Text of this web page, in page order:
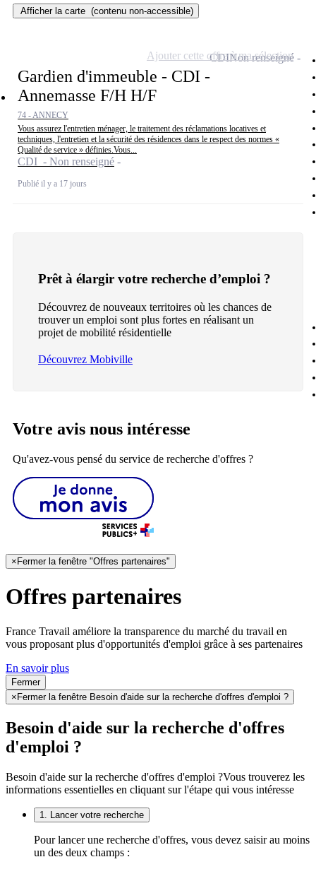
Afficher la carte (contenu non-accessible)
Gardien d'immeuble - CDI -
Annemasse F/H H/F
74 - ANNECY
Vous assurez l'entretien ménager, le traitement des réclamations locatives et
techniques, l'entretien et la sécurité des résidences dans le respect des normes «
Qualité de service » définies.Vous...
CDI - Non renseigné
Publié il y a 17 jours
CDINon renseigné
Ajouter cette offre à ma sélection
Prêt à élargir votre recherche d’emploi ?
Découvrez de nouveaux territoires où les chances de
trouver un emploi sont plus fortes en réalisant un
projet de mobilité résidentielle
Découvrez Mobiville
Votre avis nous intéresse
Qu'avez-vous pensé du service de recherche d'offres ?
× Fermer la fenêtre "Offres partenaires"
Offres partenaires
France Travail améliore la transparence du marché du travail en
vous proposant plus d'opportunités d'emploi grâce à ses partenaires
En savoir plus
Fermer
× Fermer la fenêtre Besoin d'aide sur la recherche d'offres d'emploi ?
Besoin d'aide sur la recherche d'offres
d'emploi ?
Besoin d'aide sur la recherche d'offres d'emploi ?Vous trouverez les
informations essentielles en cliquant sur l'étape qui vous intéresse
1. Lancer votre recherche
Pour lancer une recherche d'offres, vous devez saisir au moins
un des deux champs :